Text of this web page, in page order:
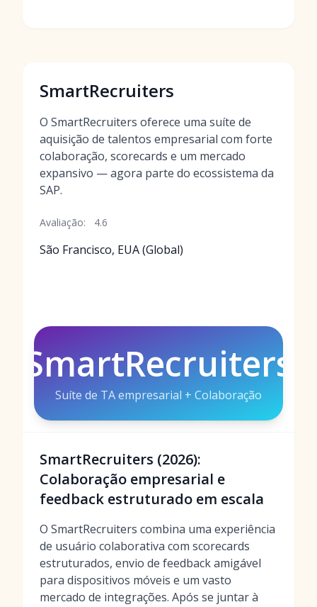
SmartRecruiters
O SmartRecruiters oferece uma suíte de
aquisição de talentos empresarial com forte
colaboração, scorecards e um mercado
expansivo — agora parte do ecossistema da
SAP.
Avaliação: 4.6
São Francisco, EUA (Global)
SmartRecruiters
Suíte de TA empresarial + Colaboração
SmartRecruiters (2026):
Colaboração empresarial e
feedback estruturado em escala
O SmartRecruiters combina uma experiência
de usuário colaborativa com scorecards
estruturados, envio de feedback amigável
para dispositivos móveis e um vasto
mercado de integrações. Após se juntar à